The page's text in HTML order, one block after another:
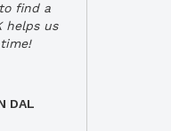
find a
helps us
DAL